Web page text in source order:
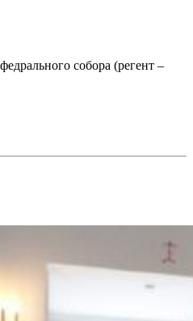
собора (регент –